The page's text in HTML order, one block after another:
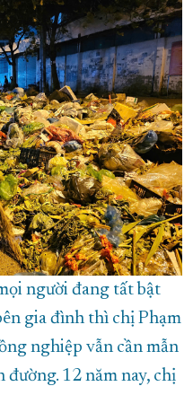
THÀNH PHỐ TRỰC THUỘC
VỀ BÁO KHÁNH HÒA
người đang tất bật
gia đình thì chị Phạm
nghiệp vẫn cần mẫn
12 năm nay, chị